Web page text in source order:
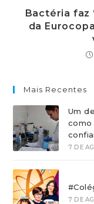
Bactéria faz
da
Mais Recentes
Um
como
7 DE
7 DE